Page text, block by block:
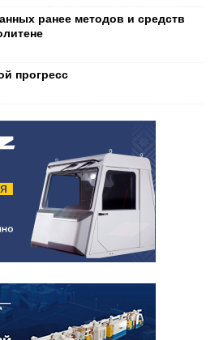
ранее методов и средств
прогресс